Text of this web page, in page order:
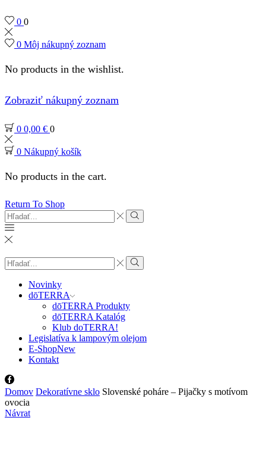
0 0
0 Môj nákupný zoznam
No products in the wishlist.
Zobraziť nákupný zoznam
0 0,00 € 0
0 Nákupný košík
No products in the cart.
Return To Shop
Search
input
Search
Search
input
Search
Novinky
dōTERRA
dōTERRA Produkty
dōTERRA Katalóg
Klub doTERRA!
Legislatíva k lampovým olejom
E-ShopNew
Kontakt
Facebook
Domov Dekoratívne sklo Slovenské poháre – Pijačky s motívom
ovocia
Návrat